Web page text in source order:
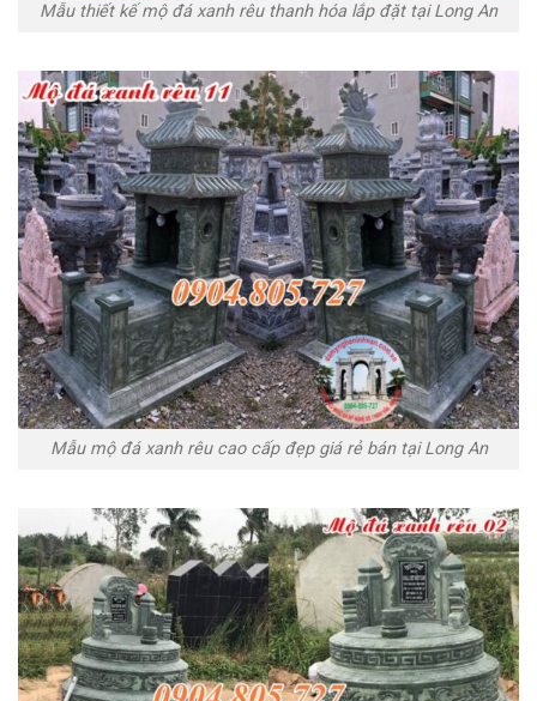
Mẫu thiết kế mộ đá xanh rêu thanh hóa lắp đặt tại Long An
Mẫu mộ đá xanh rêu cao cấp đẹp giá rẻ bán tại Long An